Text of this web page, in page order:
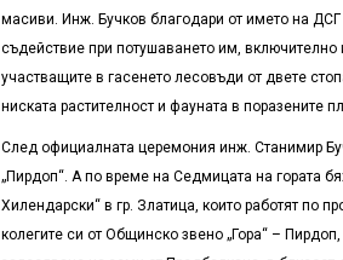
масиви. Инж. Бучков благодари от името на
съдействие при потушаването им,
участващите в гасенето лесовъди от двете
ниската растителност и фауната в поразените
След официалната церемония инж. Станимир
„Пирдоп“. А по време на Седмицата на гората
Хилендарски“ в гр. Златица, които работят по
колегите си от Общинско звено „Гора“ –